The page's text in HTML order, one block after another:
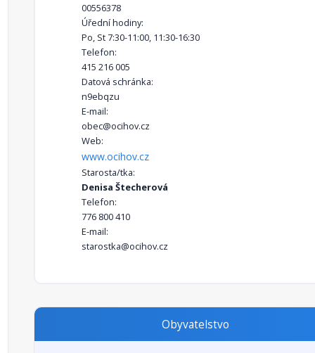
00556378
Úřední hodiny:
Po, St 7:30-11:00, 11:30-16:30
Telefon:
415 216 005
Datová schránka:
n9ebqzu
E-mail:
obec@ocihov.cz
Web:
www.ocihov.cz
Starosta/tka:
Denisa Štecherová
Telefon:
776 800 410
E-mail:
starostka@ocihov.cz
Obyvatelstvo